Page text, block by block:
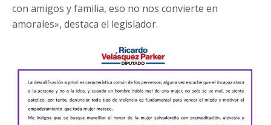
con amigos y familia, eso no nos convierte en
amorales», destaca el legislador.